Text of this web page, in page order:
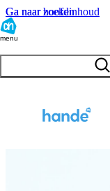
Ga naar hoofdinhoud
Ga naar zoeken
menu